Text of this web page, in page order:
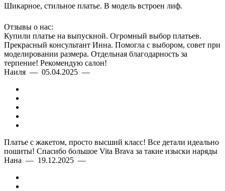
Шикарное, стильное платье. В модель встроен лиф.
Отзывы о нас:
Купили платье на выпускной. Огромный выбор платьев.
Прекрасный консультант Инна. Помогла с выбором, совет при
моделировании размера. Отдельная благодарность за
терпение! Рекомендую салон!
Наиля — 05.04.2025 —
Платье с жакетом, просто высший класс! Все детали идеально
пошиты! Спасибо большое Vita Brava за такие изыски наряды
Нана — 19.12.2025 —